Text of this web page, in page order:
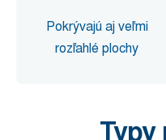
Pokrývajú aj veľmi
rozľahlé plochy
Typy